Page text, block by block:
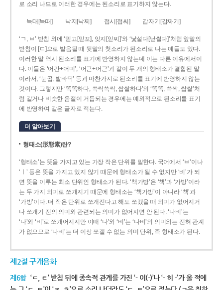
로 소리 나므로 이러한 경우에는 된소리로 표기하지 않는다.
늑대[늑때] 낙지[낙찌] 접시[접씨] 갑자기[갑짜기]
‘ㄱ, ㅂ’ 받침 외에 ‘믿고[믿꼬], 잊지[읻찌]’와 ‘낯설다[낟썰다]’처럼 앞말의
받침이 [ㄷ]으로 발음될 때 뒷말의 첫소리가 된소리로 나는 예들도 있다.
이러한 말 역시 된소리를 표기에 반영하지 않는데 이는 다른 이유에서이
다. 이들은 ‘어간+어미’, ‘어근+어근’과 같이 두 개의 형태소가 결합된 말
이라서, ‘눈곱, 발바닥’ 등과 마찬가지로 된소리를 표기에 반영하지 않는
것이다. 그렇지만 ‘똑똑하다, 쓱싹쓱싹, 쌉쌀하다’의 ‘똑똑, 쓱싹, 쌉쌀’처
럼 같거나 비슷한 음절이 거듭되는 경우에는 예외적으로 된소리를 표기
에 반영하여 같은 글자로 적는다.
더 알아보기
형태소(形態素)란?
‘형태소’는 뜻을 가지고 있는 가장 작은 단위를 말한다. 국어에서 ‘ㅂ’이나
‘ㅣ’ 등은 뜻을 가지고 있지 않기 때문에 형태소가 될 수 없지만 ‘비’가 되
면 뜻을 이루는 최소 단위인 형태소가 된다. ‘책가방’은 ‘책’과 ‘가방’이라
는 두 가지 의미로 쪼개지기 때문에 형태소는 ‘책가방’이 아니라 ‘책’과
‘가방’이다. 더 작은 단위로 쪼개진다고 해도 쪼갰을 때 의미가 없어지거
나 쪼개기 전의 의미와 관련되는 의미가 없어지면 안 된다. ‘나비’는
‘나’와 ‘비’로 쪼개어지지만 이때 ‘나’와 ‘비’는 ‘나비’의 의미와는 전혀 관계
가 없으므로 ‘나비’는 더 이상 쪼갤 수 없는 의미 단위, 즉 형태소가 된다.
제2절 구개음화
제6항 ‘ㄷ, ㅌ’ 받침 뒤에 종속적 관계를 가진 ‘- 이(-)’나 ‘- 히 -’가 올 적에